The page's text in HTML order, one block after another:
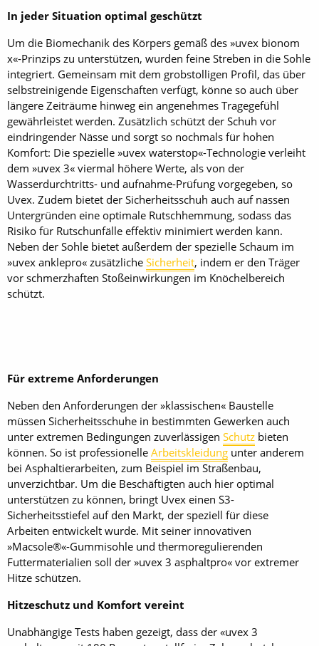
In jeder Situation optimal geschützt
Um die Biomechanik des Körpers gemäß des »uvex bionom
x«-Prinzips zu unterstützen, wurden feine Streben in die Sohle
integriert. Gemeinsam mit dem grobstolligen Profil, das über
selbstreinigende Eigenschaften verfügt, könne so auch über
längere Zeiträume hinweg ein angenehmes Tragegefühl
gewährleistet werden. Zusätzlich schützt der Schuh vor
eindringender Nässe und sorgt so nochmals für hohen
Komfort: Die spezielle »uvex waterstop«-Technologie verleiht
dem »uvex 3« viermal höhere Werte, als von der
Wasserdurchtritts- und aufnahme-Prüfung vorgegeben, so
Uvex. Zudem bietet der Sicherheitsschuh auch auf nassen
Untergründen eine optimale Rutschhemmung, sodass das
Risiko für Rutschunfälle effektiv minimiert werden kann.
Neben der Sohle bietet außerdem der spezielle Schaum im
»uvex anklepro« zusätzliche Sicherheit, indem er den Träger
vor schmerzhaften Stoßeinwirkungen im Knöchelbereich
schützt.
Für extreme Anforderungen
Neben den Anforderungen der »klassischen« Baustelle
müssen Sicherheitsschuhe in bestimmten Gewerken auch
unter extremen Bedingungen zuverlässigen Schutz bieten
können. So ist professionelle Arbeitskleidung unter anderem
bei Asphaltierarbeiten, zum Beispiel im Straßenbau,
unverzichtbar. Um die Beschäftigten auch hier optimal
unterstützen zu können, bringt Uvex einen S3-
Sicherheitsstiefel auf den Markt, der speziell für diese
Arbeiten entwickelt wurde. Mit seiner innovativen
»Macsole®«-Gummisohle und thermoregulierenden
Futtermaterialien soll der »uvex 3 asphaltpro« vor extremer
Hitze schützen.
Hitzeschutz und Komfort vereint
Unabhängige Tests haben gezeigt, dass der «uvex 3